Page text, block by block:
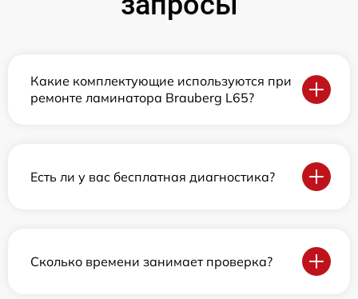
Какие комплектующие используются при
ремонте ламинатора Brauberg L65?
Есть ли у вас бесплатная диагностика?
Сколько времени занимает проверка?